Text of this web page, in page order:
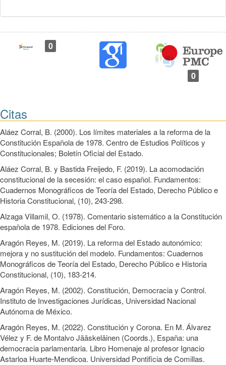
0
0
Citas
Aláez Corral, B. (2000). Los límites materiales a la reforma de la
Constitución Española de 1978. Centro de Estudios Políticos y
Constitucionales; Boletín Oficial del Estado.
Aláez Corral, B. y Bastida Freijedo, F. (2019). La acomodación
constitucional de la secesión: el caso español. Fundamentos:
Cuadernos Monográficos de Teoría del Estado, Derecho Público e
Historia Constitucional, (10), 243-298.
Alzaga Villamil, O. (1978). Comentario sistemático a la Constitución
española de 1978. Ediciones del Foro.
Aragón Reyes, M. (2019). La reforma del Estado autonómico:
mejora y no sustitución del modelo. Fundamentos: Cuadernos
Monográficos de Teoría del Estado, Derecho Público e Historia
Constitucional, (10), 183-214.
Aragón Reyes, M. (2002). Constitución, Democracia y Control.
Instituto de Investigaciones Jurídicas, Universidad Nacional
Autónoma de México.
Aragón Reyes, M. (2022). Constitución y Corona. En M. Álvarez
Vélez y F. de Montalvo Jääskeläinen (Coords.), España: una
democracia parlamentaria. Libro Homenaje al profesor Ignacio
Astarloa Huarte-Mendicoa. Universidad Pontificia de Comillas.